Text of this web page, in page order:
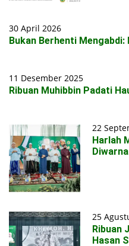
30 April 2026
Bukan Berhenti
11 Desember 2025
Ribuan Muhibbin Padati
22
Harlah
25
Ribuan
Hasan